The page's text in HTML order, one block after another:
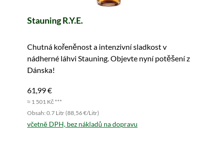
Stauning R.Y.E.
Chutná kořeněnost a intenzivní sladkost v
nádherné láhvi Stauning. Objevte nyní potěšení z
Dánska!
61,99 €
≈ 1 501 Kč ***
Obsah: 0.7 Litr (88,56 €/Litr)
včetně DPH, bez nákladů na dopravu